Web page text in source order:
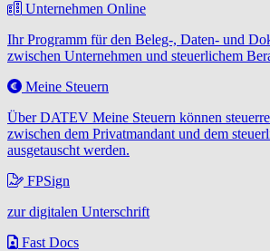
Unternehmen Online
Ihr Programm für den Beleg-, Daten- und
zwischen Unternehmen und steuerlichem
Meine Steuern
Über DATEV Meine Steuern können
zwischen dem Privatmandant und dem
ausgetauscht werden.
FPSign
zur digitalen Unterschrift
Fast Docs